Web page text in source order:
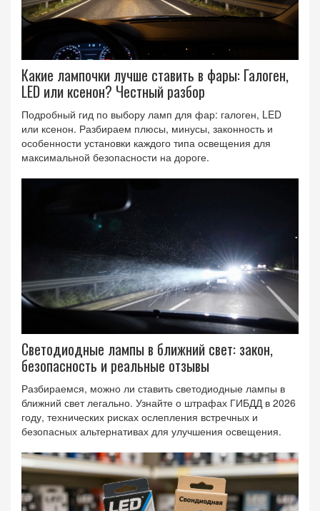
Какие лампочки лучше ставить в фары: Галоген,
LED или ксенон? Честный разбор
Подробный гид по выбору ламп для фар: галоген, LED
или ксенон. Разбираем плюсы, минусы, законность и
особенности установки каждого типа освещения для
максимальной безопасности на дороге.
Светодиодные лампы в ближний свет: закон,
безопасность и реальные отзывы
Разбираемся, можно ли ставить светодиодные лампы в
ближний свет легально. Узнайте о штрафах ГИБДД в 2026
году, технических рисках ослепления встречных и
безопасных альтернативах для улучшения освещения.